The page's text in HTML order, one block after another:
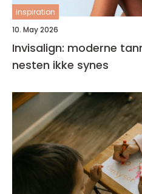
inspiration
10. May 2026
Invisalign: moderne
nesten ikke synes